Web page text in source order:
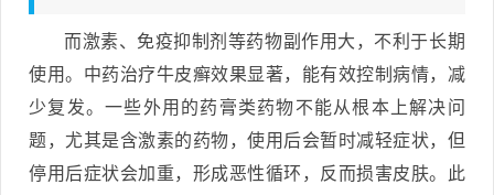
而激素、免疫抑制剂等药物副作用大，不利于长期
使用。中药治疗牛皮癣效果显著，能有效控制病情，减
少复发。一些外用的药膏类药物不能从根本上解决问
题，尤其是含激素的药物，使用后会暂时减轻症状，但
停用后症状会加重，形成恶性循环，反而损害皮肤。此